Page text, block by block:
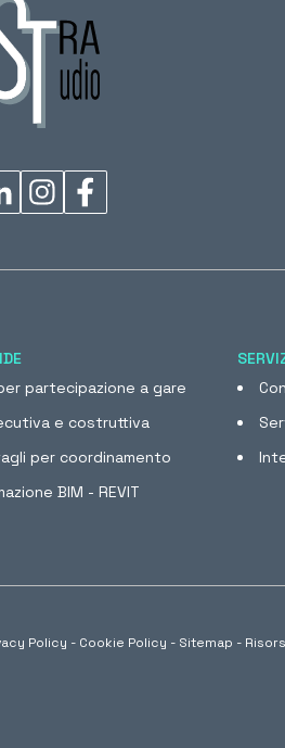
partecipazione a gare
e costruttiva
per coordinamento
BIM - REVIT
Policy - Cookie Policy - Sitemap -